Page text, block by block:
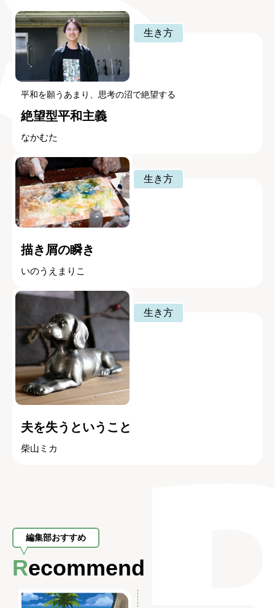
生き方
平和を願うあまり、思考の沼で絶望する
絶望型平和主義
なかむた
生き方
描き屑の瞬き
いのうえまりこ
生き方
夫を失うということ
柴山ミカ
編集部おすすめ
Recommend